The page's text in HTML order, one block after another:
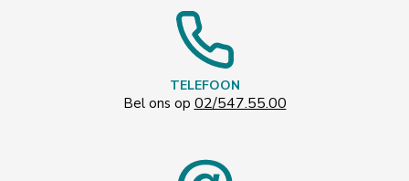
TELEFOON
Bel ons op 02/547.55.00